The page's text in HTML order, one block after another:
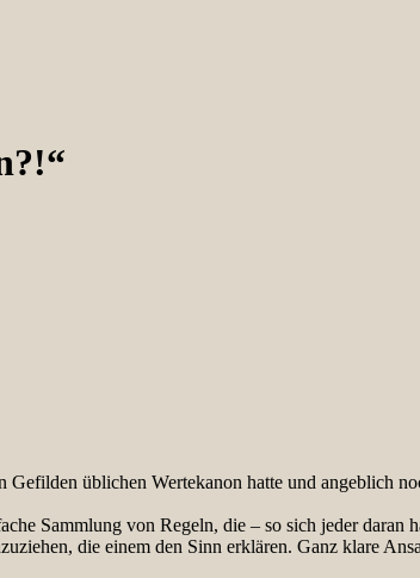
üblichen Wertekanon hatte und angeblich
Sammlung von Regeln, die – so sich jeder daran
die einem den Sinn erklären. Ganz klare